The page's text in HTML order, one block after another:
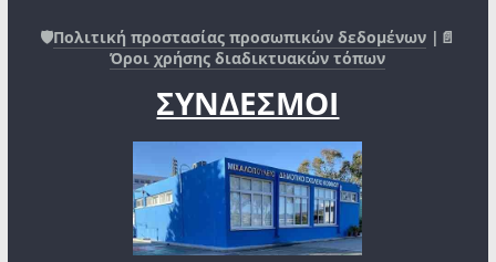
🛡️Πολιτική προστασίας προσωπικών δεδομένων |📄
Όροι χρήσης διαδικτυακών τόπων
ΣΥΝΔΕΣΜΟΙ